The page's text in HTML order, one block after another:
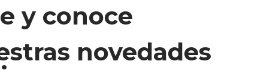
y conoce
novedades